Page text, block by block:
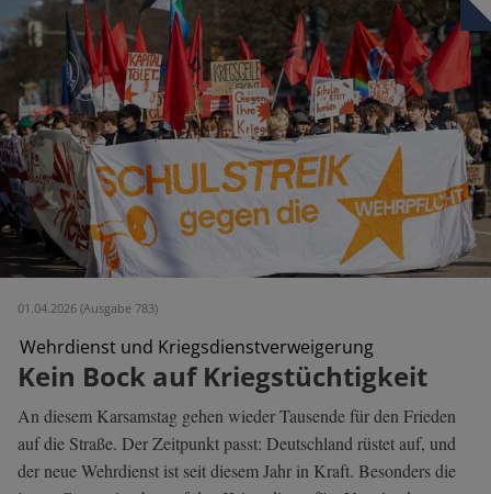
01.04.2026 (Ausgabe 783)
Wehrdienst und Kriegsdienstverweigerung
Kein Bock auf Kriegstüchtigkeit
An diesem Karsamstag gehen wieder Tausende für den Frieden
auf die Straße. Der Zeitpunkt passt: Deutschland rüstet auf, und
der neue Wehrdienst ist seit diesem Jahr in Kraft. Besonders die